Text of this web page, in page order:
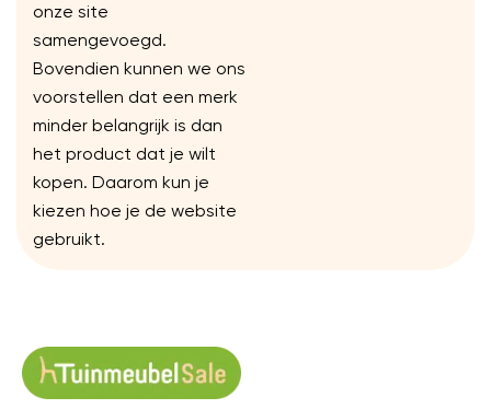
onze site
samengevoegd.
Bovendien kunnen we ons
voorstellen dat een merk
minder belangrijk is dan
het product dat je wilt
kopen. Daarom kun je
kiezen hoe je de website
gebruikt.